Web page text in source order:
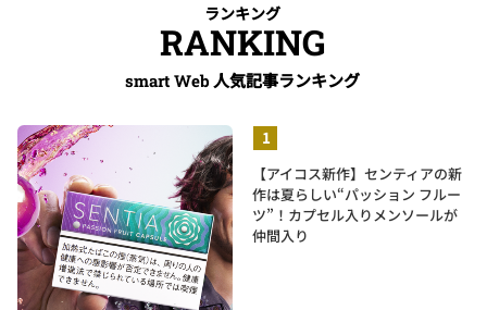
ランキング
RANKING
smart Web 人気記事ランキング
【アイコス新作】センティアの新
作は夏らしい“パッション フルー
ツ”！カプセル入りメンソールが
仲間入り